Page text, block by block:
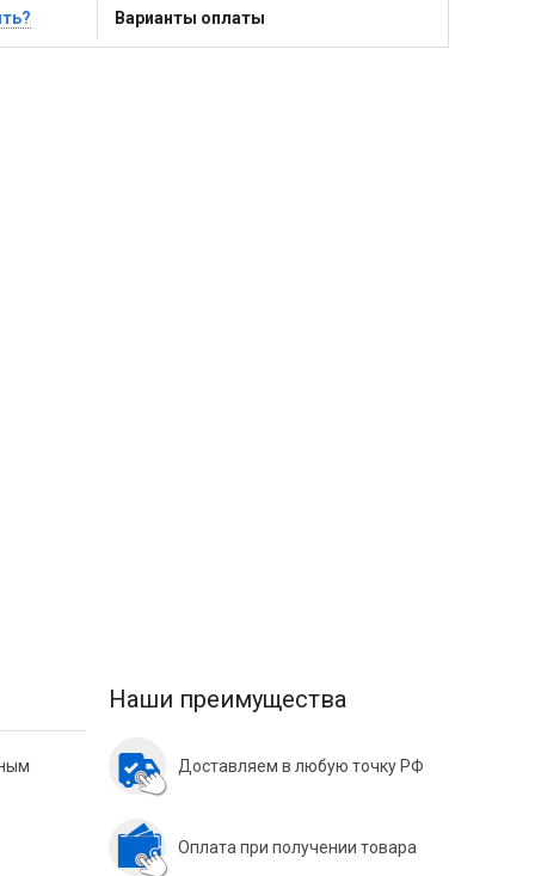
Варианты оплаты
Наши преимущества
Доставляем в любую точку РФ
Оплата при получении товара